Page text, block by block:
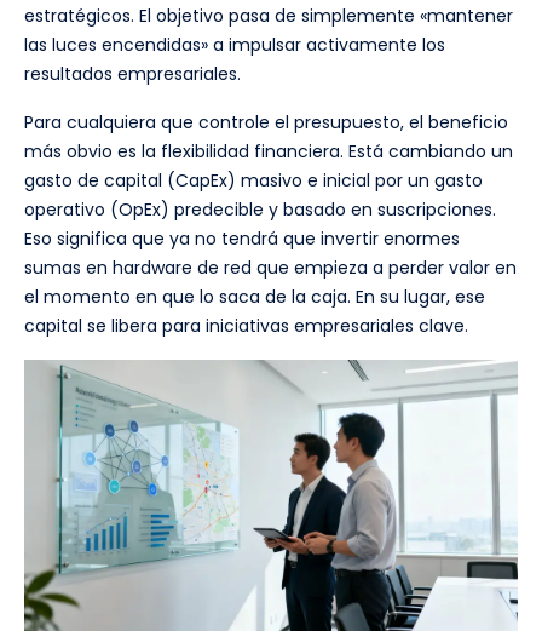
estratégicos. El objetivo pasa de simplemente «mantener
las luces encendidas» a impulsar activamente los
resultados empresariales.
Para cualquiera que controle el presupuesto, el beneficio
más obvio es la flexibilidad financiera. Está cambiando un
gasto de capital (CapEx) masivo e inicial por un gasto
operativo (OpEx) predecible y basado en suscripciones.
Eso significa que ya no tendrá que invertir enormes
sumas en hardware de red que empieza a perder valor en
el momento en que lo saca de la caja. En su lugar, ese
capital se libera para iniciativas empresariales clave.